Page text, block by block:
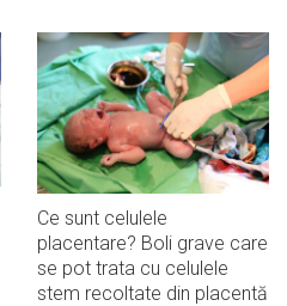
Ce sunt celulele
placentare? Boli grave care
se pot trata cu celulele
stem recoltate din placentă